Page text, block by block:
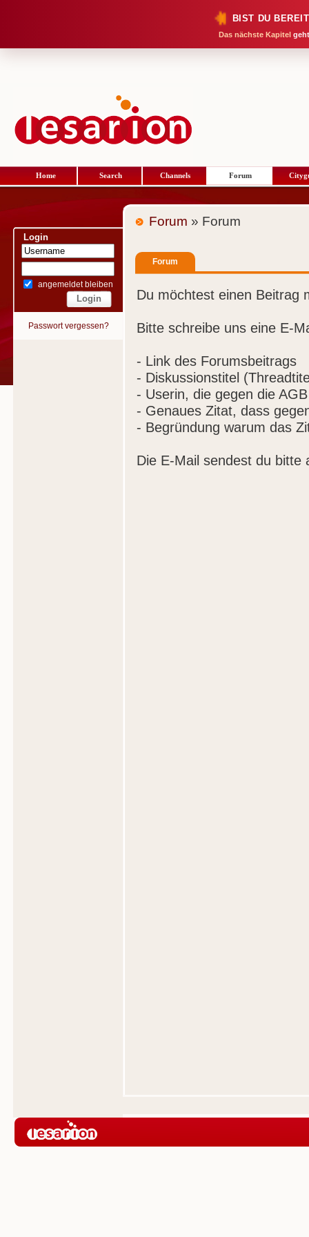
BIST DU
Das nächste Kapitel
Home Search Channels Forum
Login
angemeldet bleiben
Passwort vergessen?
Forum » Forum
Forum
Du möchtest einen Beitrag
Bitte schreibe uns eine E-
- Link des Forumsbeitrags
- Diskussionstitel
- Userin, die gegen die
- Genaues Zitat, dass
- Begründung warum das
Die E-Mail sendest du bitte